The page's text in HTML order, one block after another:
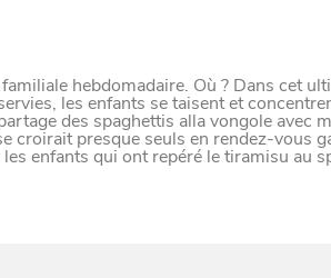
DES
hebdomadaire. Où ? Dans cet
les enfants se taisent et
des spaghettis alla vongole avec
croirait presque seuls en rendez-vous
enfants qui ont repéré le tiramisu au